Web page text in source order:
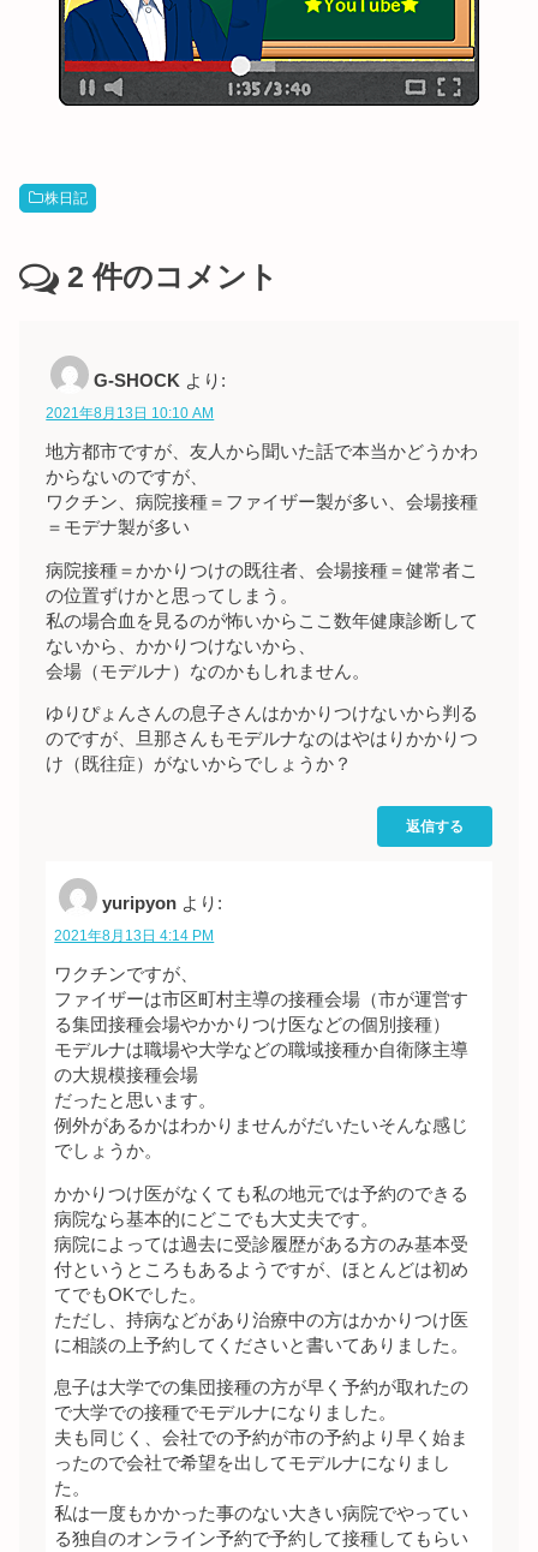
株日記
2 件のコメント
G-SHOCK より:
2021年8月13日 10:10 AM
地方都市ですが、友人から聞いた話で本当かどうかわ
からないのですが、
ワクチン、病院接種＝ファイザー製が多い、会場接種
＝モデナ製が多い
病院接種＝かかりつけの既往者、会場接種＝健常者こ
の位置ずけかと思ってしまう。
私の場合血を見るのが怖いからここ数年健康診断して
ないから、かかりつけないから、
会場（モデルナ）なのかもしれません。
ゆりぴょんさんの息子さんはかかりつけないから判る
のですが、旦那さんもモデルナなのはやはりかかりつ
け（既往症）がないからでしょうか？
返信する
yuripyon より:
2021年8月13日 4:14 PM
ワクチンですが、
ファイザーは市区町村主導の接種会場（市が運営す
る集団接種会場やかかりつけ医などの個別接種）
モデルナは職場や大学などの職域接種か自衛隊主導
の大規模接種会場
だったと思います。
例外があるかはわかりませんがだいたいそんな感じ
でしょうか。
かかりつけ医がなくても私の地元では予約のできる
病院なら基本的にどこでも大丈夫です。
病院によっては過去に受診履歴がある方のみ基本受
付というところもあるようですが、ほとんどは初め
てでもOKでした。
ただし、持病などがあり治療中の方はかかりつけ医
に相談の上予約してくださいと書いてありました。
息子は大学での集団接種の方が早く予約が取れたの
で大学での接種でモデルナになりました。
夫も同じく、会社での予約が市の予約より早く始ま
ったので会社で希望を出してモデルナになりまし
た。
私は一度もかかった事のない大きい病院でやってい
る独自のオンライン予約で予約して接種してもらい